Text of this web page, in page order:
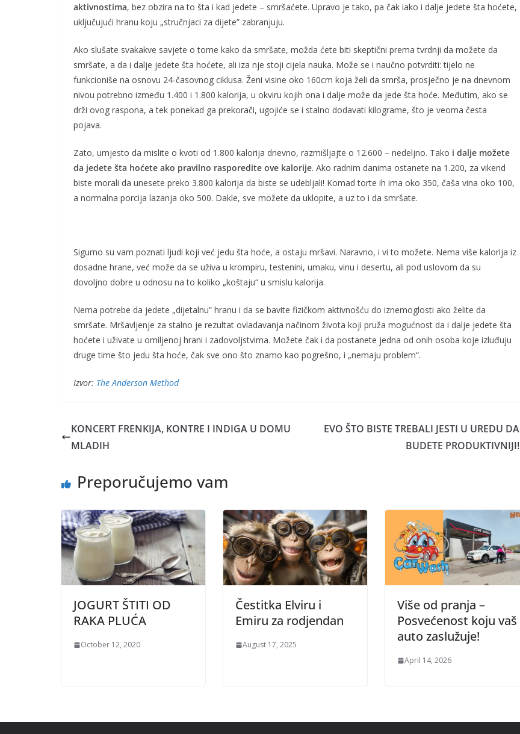
aktivnostima, bez obzira na to šta i kad jedete – smršaćete. Upravo je tako, pa čak iako i dalje jedete šta hoćete,
uključujući hranu koju „stručnjaci za dijete” zabranjuju.
Ako slušate svakakve savjete o tome kako da smršate, možda ćete biti skeptični prema tvrdnji da možete da
smršate, a da i dalje jedete šta hoćete, ali iza nje stoji cijela nauka. Može se i naučno potvrditi: tijelo ne
funkcioniše na osnovu 24-časovnog ciklusa. Ženi visine oko 160cm koja želi da smrša, prosječno je na dnevnom
nivou potrebno između 1.400 i 1.800 kalorija, u okviru kojih ona i dalje može da jede šta hoće. Međutim, ako se
drži ovog raspona, a tek ponekad ga prekorači, ugojiće se i stalno dodavati kilograme, što je veoma česta
pojava.
Zato, umjesto da mislite o kvoti od 1.800 kalorija dnevno, razmišljajte o 12.600 – nedeljno. Tako i dalje možete
da jedete šta hoćete ako pravilno rasporedite ove kalorije. Ako radnim danima ostanete na 1.200, za vikend
biste morali da unesete preko 3.800 kalorija da biste se udebljali! Komad torte ih ima oko 350, čaša vina oko 100,
a normalna porcija lazanja oko 500. Dakle, sve možete da uklopite, a uz to i da smršate.
Sigurno su vam poznati ljudi koji već jedu šta hoće, a ostaju mršavi. Naravno, i vi to možete. Nema više kalorija iz
dosadne hrane, već može da se uživa u krompiru, testenini, umaku, vinu i desertu, ali pod uslovom da su
dovoljno dobre u odnosu na to koliko „koštaju“ u smislu kalorija.
Nema potrebe da jedete „dijetalnu” hranu i da se bavite fizičkom aktivnošću do iznemoglosti ako želite da
smršate. Mršavljenje za stalno je rezultat ovladavanja načinom života koji pruža mogućnost da i dalje jedete šta
hoćete i uživate u omiljenoj hrani i zadovoljstvima. Možete čak i da postanete jedna od onih osoba koje izluđuju
druge time što jedu šta hoće, čak sve ono što znamo kao pogrešno, i „nemaju problem“.
Izvor: The Anderson Method
KONCERT FRENKIJA, KONTRE I INDIGA U DOMU
MLADIH
EVO ŠTO BISTE TREBALI JESTI U UREDU DA
BUDETE PRODUKTIVNIJI!
Preporučujemo vam
JOGURT ŠTITI OD
RAKA PLUĆA
October 12, 2020
Čestitka Elviru i
Emiru za rodjendan
August 17, 2025
Više od pranja –
Posvećenost koju vaš
auto zaslužuje!
April 14, 2026